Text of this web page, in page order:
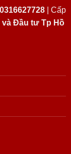
0316627728| Cấp
Đầu tư Tp Hồ